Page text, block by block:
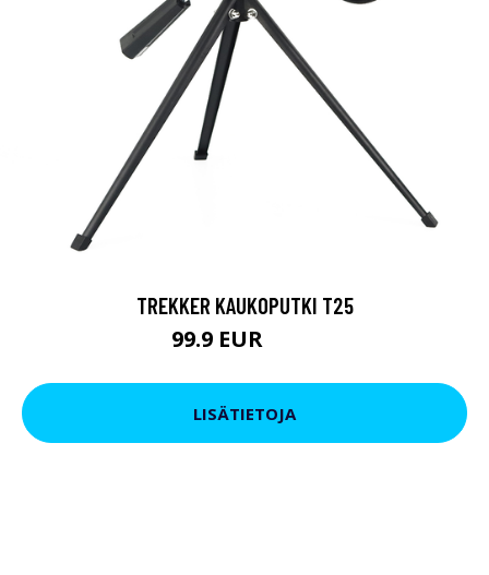
TREKKER KAUKOPUTKI T25
99.9 EUR
LISÄTIETOJA